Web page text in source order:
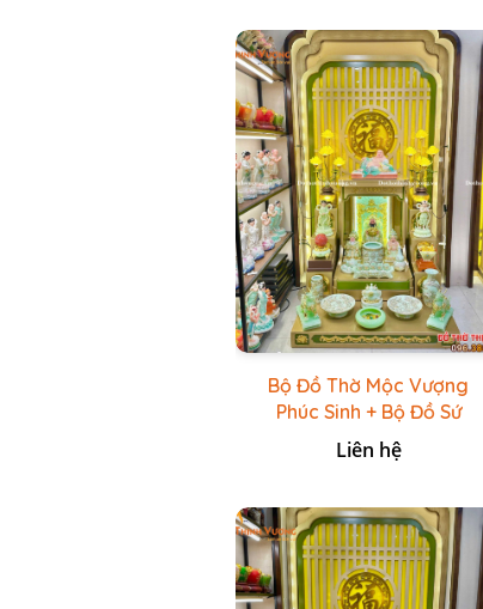
Bộ Đồ Thờ Mộc Vượng
Phúc Sinh + Bộ Đồ Sứ
Cao Cấp Xanh Cốm Vẽ
Vàng
Liên hệ